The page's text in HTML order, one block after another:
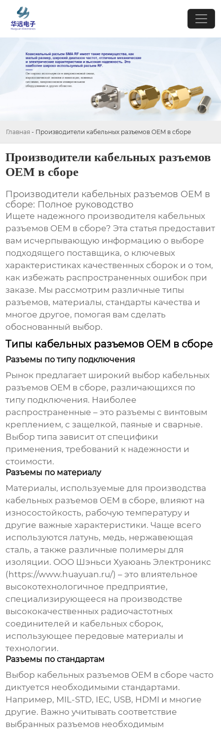
Главная - Производители кабельных разъемов OEM в сборе
Производители кабельных разъемов
OEM в сборе
Производители кабельных разъемов OEM в
сборе: Полное руководство
Ищете надежного производителя кабельных
разъемов OEM в сборе? Эта статья предоставит
вам исчерпывающую информацию о выборе
подходящего поставщика, о ключевых
характеристиках качественных сборок и о том,
как избежать распространенных ошибок при
заказе. Мы рассмотрим различные типы
разъемов, материалы, стандарты качества и
многое другое, помогая вам сделать
обоснованный выбор.
Типы кабельных разъемов OEM в сборе
Разъемы по типу подключения
Рынок предлагает широкий выбор кабельных
разъемов OEM в сборе, различающихся по
типу подключения. Наиболее
распространенные – это разъемы с винтовым
креплением, с защелкой, паяные и сварные.
Выбор типа зависит от специфики
применения, требований к надежности и
стоимости.
Разъемы по материалу
Материалы, используемые для производства
кабельных разъемов OEM в сборе, влияют на
износостойкость, рабочую температуру и
другие важные характеристики. Чаще всего
используются латунь, медь, нержавеющая
сталь, а также различные полимеры для
изоляции. ООО Шэньси Хуаюань Электроникс
( https://www.huayuan.ru/) – это влиятельное
высокотехнологичное предприятие,
специализирующееся на производстве
высококачественных радиочастотных
соединителей и кабельных сборок,
использующее передовые материалы и
технологии.
Разъемы по стандартам
Выбор кабельных разъемов OEM в сборе часто
диктуется необходимыми стандартами.
Например, MIL-STD, IEC, USB, HDMI и многие
другие. Важно учитывать соответствие
выбранных разъемов необходимым